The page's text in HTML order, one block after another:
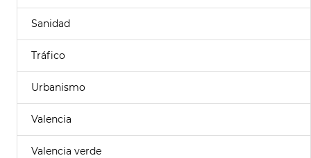
Sanidad
Tráfico
Urbanismo
Valencia
Valencia verde